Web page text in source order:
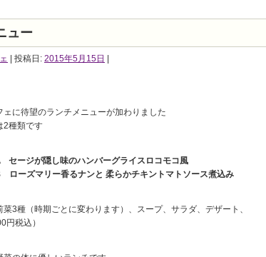
ュー
| 投稿日: 2015年5月15日
ェに待望のランチメニューが加わりました
2種類です
セージが隠し味のハンバーグライスロコモコ風
ローズマリー香るナンと 柔らかチキントマトソース煮込み
3種（時期ごとに変わります）、スープ、サラダ、デザート、
円税込）